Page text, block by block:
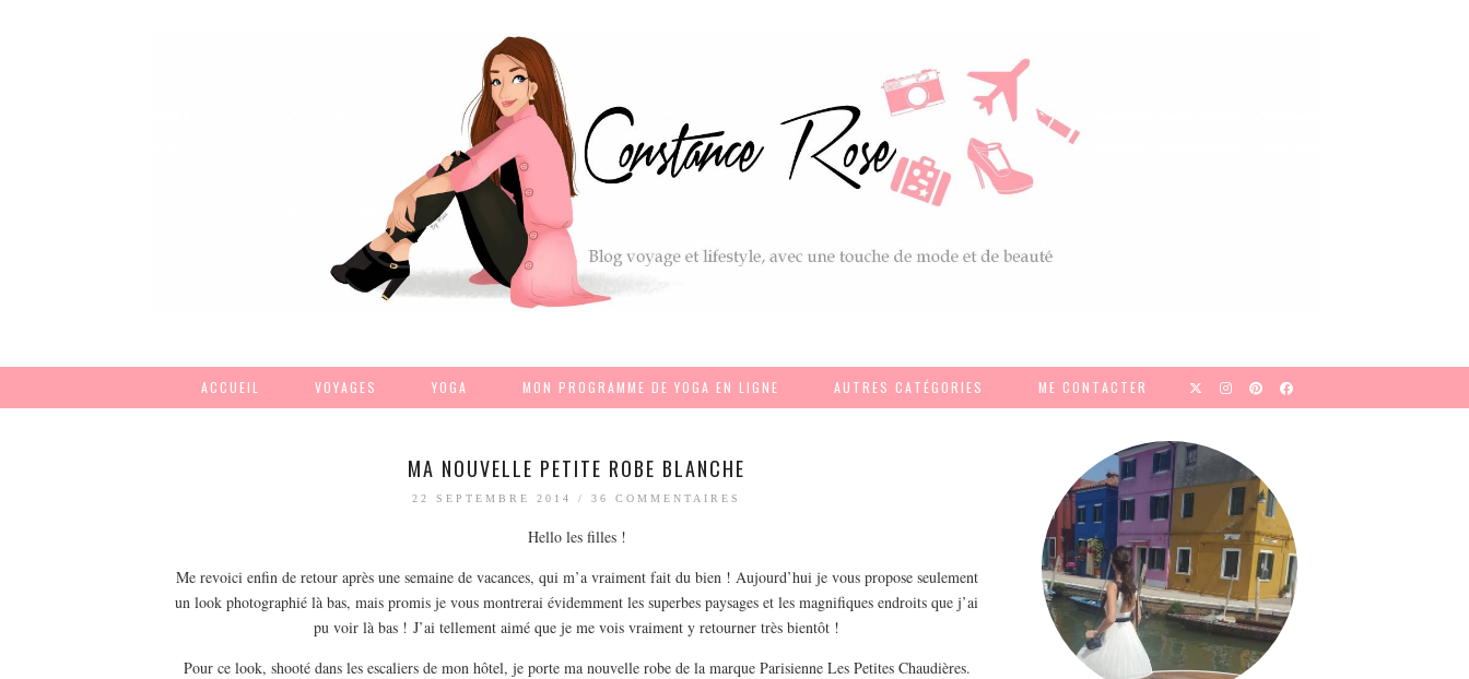
ACCUEIL VOYAGES YOGA MON PROGRAMME DE YOGA EN LIGNE AUTRES CATÉGORIES ME CONTACTER
MA NOUVELLE PETITE ROBE BLANCHE
22 SEPTEMBRE 2014 /36 COMMENTAIRES
Hello les filles !
Me revoici enfin de retour après une semaine de vacances, qui m’a vraiment fait du bien ! Aujourd’hui je vous propose seulement
un look photographié là bas, mais promis je vous montrerai évidemment les superbes paysages et les magnifiques endroits que j’ai
pu voir là bas ! J’ai tellement aimé que je me vois vraiment y retourner très bientôt !
Pour ce look, shooté dans les escaliers de mon hôtel, je porte ma nouvelle robe de la marque Parisienne Les Petites Chaudières.